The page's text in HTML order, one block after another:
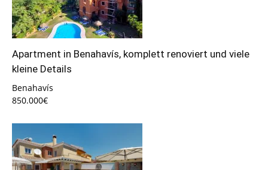
Apartment in Benahavís, komplett renoviert und viele
kleine Details
Benahavís
850.000€